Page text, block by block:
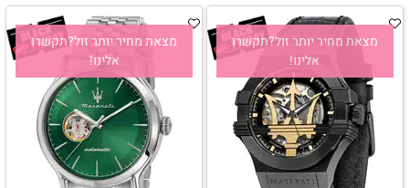
מצאת מחיר יותר זול?תקשרו
אלינו!
מצאת מחיר יותר זול?תקשרו
אלינו!